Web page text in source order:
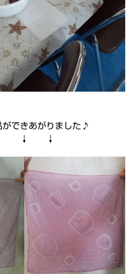
ができあがりました♪
↓ ↓